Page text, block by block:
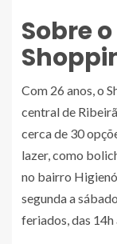
Sobre o
Com 26 anos, o
central de
cerca de 30
lazer, como
no bairro
segunda a
feriados, das 14h